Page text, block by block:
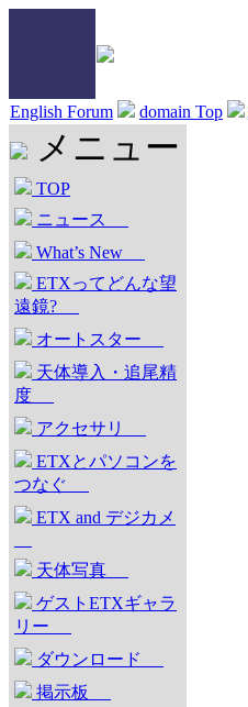
English Forum domain Top
メニュー
TOP
ニュース
What’s New
ETXってどんな望
遠鏡?
オートスター
天体導入・追尾精
度
アクセサリ
ETXとパソコンを
つなぐ
ETX and デジカメ
天体写真
ゲストETXギャラ
リー
ダウンロード
掲示板